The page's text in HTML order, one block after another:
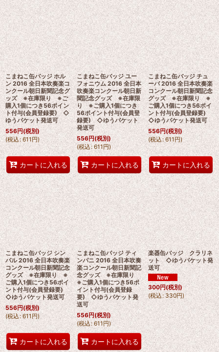
こまねこ缶バッジ ホル
ン 2016 全日本吹奏楽コ
ンクール朝日新聞記念グ
ッズ ※在庫限り ※ご
購入1個につき56ポイン
ト付与(会員登録要) ◇
ゆうパケット発送可
556円(税別)
(税込: 611円)
カートに入れる
こまねこ缶バッジ ユー
フォニウム 2016 全日本
吹奏楽コンクール朝日新
聞記念グッズ ※在庫限
り ※ご購入1個につき
56ポイント付与(会員登
録要) ◇ゆうパケット
発送可
556円(税別)
(税込: 611円)
カートに入れる
こまねこ缶バッジ チュ
ーバ 2016 全日本吹奏楽
コンクール朝日新聞記念
グッズ ※在庫限り ※
ご購入1個につき56ポイ
ント付与(会員登録要)
◇ゆうパケット発送可
556円(税別)
(税込: 611円)
カートに入れる
こまねこ缶バッジ シン
バル 2016 全日本吹奏楽
コンクール朝日新聞記念
グッズ ※在庫限り ※
ご購入1個につき56ポイ
ント付与(会員登録要)
◇ゆうパケット発送可
556円(税別)
(税込: 611円)
カートに入れる
こまねこ缶バッジ ティ
ンパニ 2016 全日本吹奏
楽コンクール朝日新聞記
念グッズ ※在庫限り
※ご購入1個につき56ポ
イント付与(会員登録
要) ◇ゆうパケット発
送可
556円(税別)
(税込: 611円)
カートに入れる
楽器缶バッジ クラリネ
ット ◇ゆうパケット発
送可
300円(税別)
(税込: 330円)